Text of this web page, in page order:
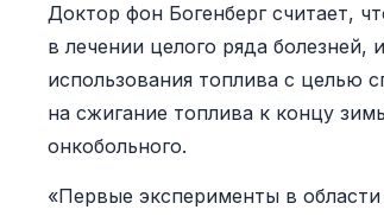
Доктор фон Богенберг считает,
в лечении целого ряда
использования топлива с целью
на сжигание топлива к концу
онкобольного.
«Первые эксперименты в